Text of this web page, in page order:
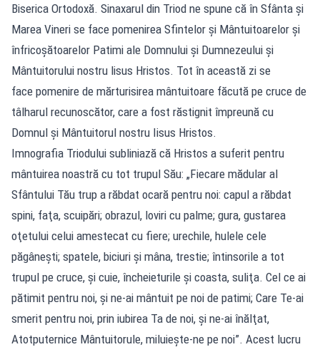
Biserica Ortodoxă. Sinaxarul din Triod ne spune că în Sfânta şi
Marea Vineri se face pomenirea Sfintelor şi Mântuitoarelor şi
înfricoşătoarelor Patimi ale Domnului şi Dumnezeului şi
Mântuitorului nostru lisus Hristos. Tot în această zi se
face pomenire de mărturisirea mântuitoare făcută pe cruce de
tâlharul recunoscător, care a fost răstignit împreună cu
Domnul şi Mântuitorul nostru Iisus Hristos.
Imnografia Triodului subliniază că Hristos a suferit pentru
mântuirea noastră cu tot trupul Său: „Fiecare mădular al
Sfântului Tău trup a răbdat ocară pentru noi: capul a răbdat
spini, faţa, scuipări; obrazul, loviri cu palme; gura, gustarea
oţetului celui amestecat cu fiere; urechile, hulele cele
păgâneşti; spatele, biciuri şi mâna, trestie; întinsorile a tot
trupul pe cruce, şi cuie, încheieturile şi coasta, suliţa. Cel ce ai
pătimit pentru noi, şi ne-ai mântuit pe noi de patimi; Care Te-ai
smerit pentru noi, prin iubirea Ta de noi, şi ne-ai înălţat,
Atotputernice Mântuitorule, miluieşte-ne pe noi”. Acest lucru